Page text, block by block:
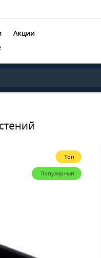
Акции
Топ
Популярный